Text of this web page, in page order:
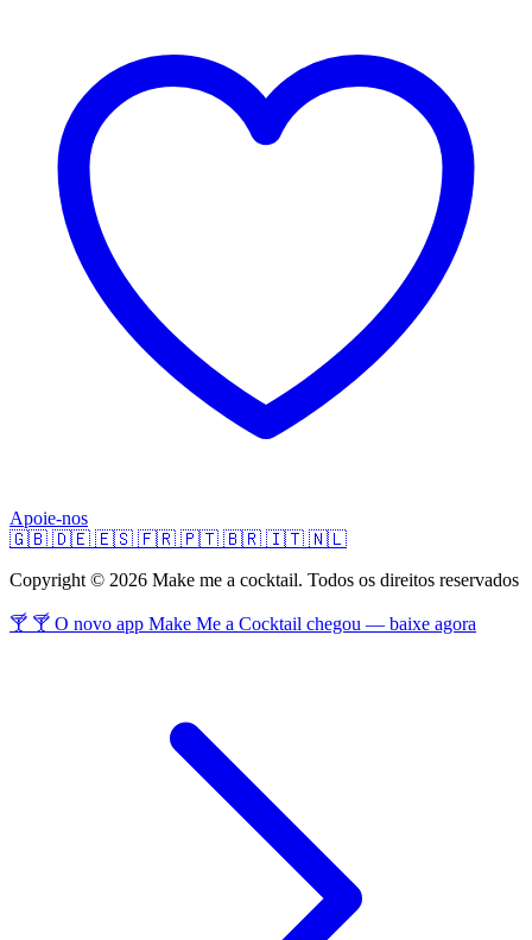
Apoie-nos
🇬🇧 🇩🇪 🇪🇸 🇫🇷 🇵🇹 🇧🇷 🇮🇹 🇳🇱
Copyright © 2026 Make me a cocktail. Todos os direitos reservados
🍸 🍸 O novo app Make Me a Cocktail chegou — baixe agora